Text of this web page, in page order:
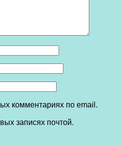
комментариях по email.
записях почтой.